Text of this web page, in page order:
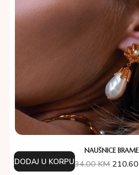
NAUŠNICE BRAME
234.00KM 210.60
DODAJ U KORPU